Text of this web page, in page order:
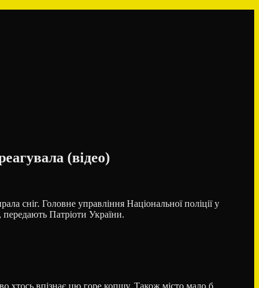
(відео)
сніг. Головне управління Національної поліції у
передають Патріоти України.
хтось впізнає цю горе копшу. Також місто мало б